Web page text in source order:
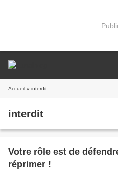
Accueil » interdit
interdit
Votre rôle est de
réprimer !